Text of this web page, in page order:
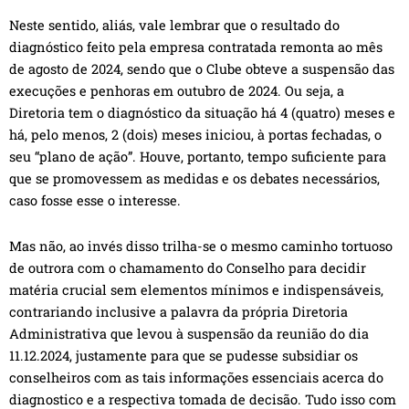
Neste sentido, aliás, vale lembrar que o resultado do
diagnóstico feito pela empresa contratada remonta ao mês
de agosto de 2024, sendo que o Clube obteve a suspensão das
execuções e penhoras em outubro de 2024. Ou seja, a
Diretoria tem o diagnóstico da situação há 4 (quatro) meses e
há, pelo menos, 2 (dois) meses iniciou, à portas fechadas, o
seu “plano de ação”. Houve, portanto, tempo suficiente para
que se promovessem as medidas e os debates necessários,
caso fosse esse o interesse.
Mas não, ao invés disso trilha-se o mesmo caminho tortuoso
de outrora com o chamamento do Conselho para decidir
matéria crucial sem elementos mínimos e indispensáveis,
contrariando inclusive a palavra da própria Diretoria
Administrativa que levou à suspensão da reunião do dia
11.12.2024, justamente para que se pudesse subsidiar os
conselheiros com as tais informações essenciais acerca do
diagnostico e a respectiva tomada de decisão. Tudo isso com